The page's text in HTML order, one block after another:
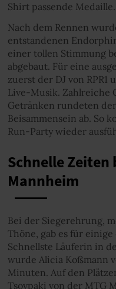
Shirt passende Medaille.
Nach dem Rennen
entstandenen
einer tollen Stimmung
abgebaut. Für eine
zuerst der DJ von
Live-Musik. Zahlreiche
Getränken rundeten
Beisammensein ab. So
Run-Party wieder
Schnelle Zeiten
Mannheim
Bei der Siegerehrung,
Thöne, gab es für
Schnellste Läuferin in
wurde Alicia Koßmann
Minuten. Auf den
Tsovpaki von der MTG